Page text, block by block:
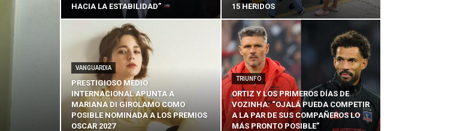
HACIA LA ESTABILIDAD”
15 HERIDOS
VANGUARDIA
PRESTIGIOSO MEDIO
INTERNACIONAL APUNTA A
MARIANA DI GIROLAMO COMO
POSIBLE NOMINADA A LOS PREMIOS
OSCAR 2027
TRIUNFO
ORTIZ Y LOS PRIMEROS DÍAS DE
VOZINHA: “OJALÁ PUEDA COMPETIR
A LA PAR DE SUS COMPAÑEROS LO
MÁS PRONTO POSIBLE”